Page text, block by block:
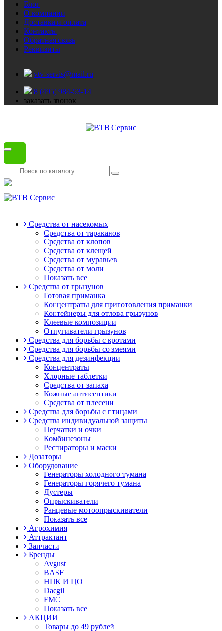
Блог
О компании
Доставка и оплата
Контакты
Обратная связь
Реквизиты
vtv-servis@mail.ru
8 (495) 984-53-14
заказать звонок
Средства от насекомых
Средства от тараканов
Средства от клопов
Средства от клещей
Средства от муравьев
Средства от моли
Показать все
Средства от грызунов
Готовая приманка
Концентраты для приготовления приманки
Контейнеры для отлова грызунов
Клеевые композиции
Отпугиватели грызунов
Средства для борьбы с кротами
Средства для борьбы со змеями
Средства для дезинфекции
Концентраты
Хлорные таблетки
Средства от запаха
Кожные антисептики
Средства от плесени
Средства для борьбы с птицами
Средства индивидуальной защиты
Перчатки и очки
Комбинезоны
Респираторы и маски
Дозаторы
Оборудование
Генераторы холодного тумана
Генераторы горячего тумана
Дустеры
Опрыскиватели
Ранцевые мотоопрыскиватели
Показать все
Агрохимия
Аттрактант
Запчасти
Бренды
Avgust
BASF
НПК И ЦО
Daegil
FMC
Показать все
АКЦИИ
Товары до 49 рублей